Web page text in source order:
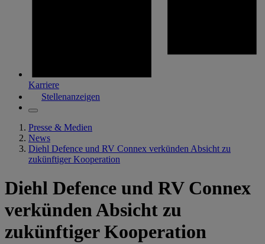
Karriere
Stellenanzeigen
Presse & Medien
News
Diehl Defence und RV Connex verkünden Absicht zu
zukünftiger Kooperation
Diehl Defence und RV Connex
verkünden Absicht zu
zukünftiger Kooperation